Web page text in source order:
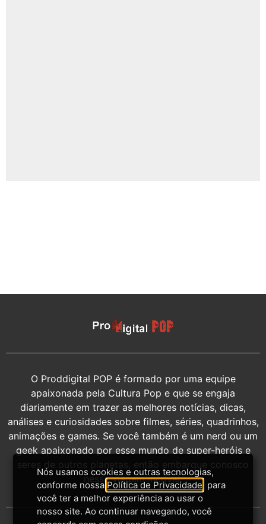
O Proddigital POP é formado por uma equipe
apaixonada pela Cultura Pop e que se engaja
diariamente em trazer as melhores notícias, dicas,
análises e curiosidades sobre filmes, séries, quadrinhos,
animações e games. Se você também é um nerd ou um
geek apaixonado por esse mundo de super-heróis e
seres de outros planetas, então embarque conosco
nessa viagem incrível.
Nós usamos cookies e outras tecnologias,
conforme nossa Política de Privacidade , para
você ter a melhor experiência ao usar o
nosso site. Ao continuar navegando, você